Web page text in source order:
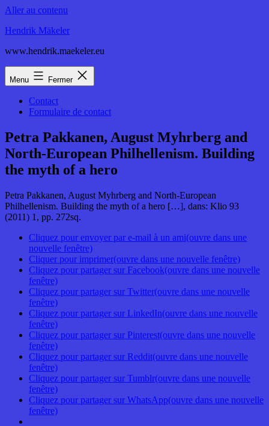
Aller au contenu
Hendrik Mäkeler
www.hendrik.maekeler.eu
Menu Fermer
Contact
Formulaire de contact
Petra Pakkanen, August Myhrberg and
North-European Philhellenism. Building
the myth of a hero
Petra Pakkanen, August Myhrberg and North-European
Philhellenism. Building the myth of a hero […], dans: Klio 93
(2011) 1, pp. 272sq.
Cliquez pour envoyer par e-mail à un ami(ouvre dans une
nouvelle fenêtre)
Cliquer pour imprimer(ouvre dans une nouvelle fenêtre)
Cliquez pour partager sur Facebook(ouvre dans une nouvelle
fenêtre)
Cliquez pour partager sur Twitter(ouvre dans une nouvelle
fenêtre)
Cliquez pour partager sur LinkedIn(ouvre dans une nouvelle
fenêtre)
Cliquez pour partager sur Pinterest(ouvre dans une nouvelle
fenêtre)
Cliquez pour partager sur Reddit(ouvre dans une nouvelle
fenêtre)
Cliquez pour partager sur Tumblr(ouvre dans une nouvelle
fenêtre)
Cliquez pour partager sur WhatsApp(ouvre dans une nouvelle
fenêtre)